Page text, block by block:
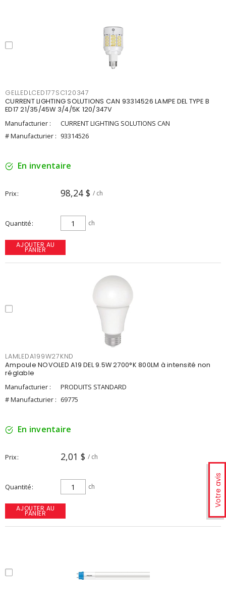
Votre avis
GELLEDLCED177SC120347
CURRENT LIGHTING SOLUTIONS CAN 93314526 LAMPE DEL TYPE B
ED17 21/35/45W 3/4/5K 120/347V
Manufacturier :
CURRENT LIGHTING SOLUTIONS CAN
# Manufacturier : 93314526
En inventaire
Prix 98,24 $ / ch
Quantité ch
AJOUTER AU
PANIER
LAMLEDA199W27KND
Ampoule NOVOLED A19 DEL 9.5W 2700°K 800LM à intensité non
réglable
Manufacturier :
PRODUITS STANDARD
# Manufacturier : 69775
En inventaire
Prix 2,01 $ / ch
Quantité ch
AJOUTER AU
PANIER